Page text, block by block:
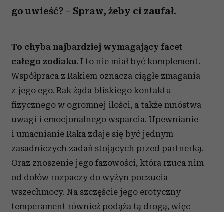
go uwieść? – Spraw, żeby ci zaufał.
To chyba najbardziej wymagający facet
całego zodiaku. I to nie miał być komplement.
Współpraca z Rakiem oznacza ciągłe zmagania
z jego ego. Rak żąda bliskiego kontaktu
fizycznego w ogromnej ilości, a także mnóstwa
uwagi i emocjonalnego wsparcia. Upewnianie
i umacnianie Raka zdaje się być jednym
zasadniczych zadań stojących przed partnerką.
Oraz znoszenie jego fazowości, która rzuca nim
od dołów rozpaczy do wyżyn poczucia
wszechmocy. Na szczęście jego erotyczny
temperament również podąża tą drogą, więc